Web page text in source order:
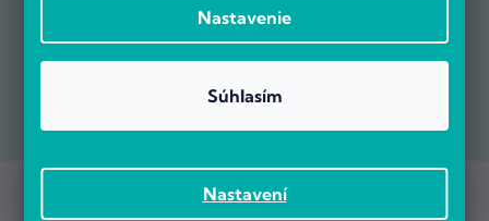
Nastavení
Nastavenie
Súhlasím
Prebieha Masaker cien! Navyše objednávky nad 100 EUR sú s
POČÍTÁRNA.SK. Všetky práva vyhradené.